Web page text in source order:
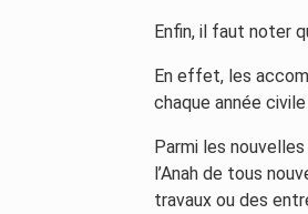
Enfin, il faut noter
En effet, les
chaque année
Parmi les
l’Anah de tous
travaux ou des